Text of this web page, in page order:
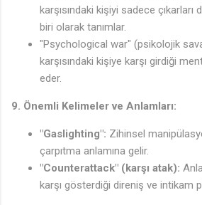
karşısındaki kişiyi sadece
biri olarak tanımlar.
"Psychological war" (psikolojik
karşısındaki kişiye karşı girdiği
eder.
9. Önemli Kelimeler ve Anlamları:
"Gaslighting": Zihinsel
çarpıtma anlamına gelir.
"Counterattack" (karşı atak):
karşı gösterdiği direniş ve intikam